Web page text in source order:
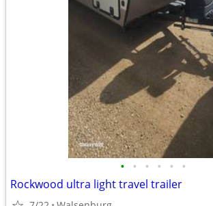
• • • • • •
Rockwood ultra light travel trailer